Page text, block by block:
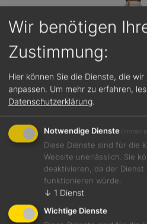
Jetzt
Wir benötigen
Zustimmung:
Hier können Sie die Dienste, die
anpassen. Um mehr zu erfahren,
Datenschutzerklärung
Notwendige Dienste (immer
Diese Dienste sind für die
Website unerlässlich. Sie
deaktivieren, da der
funktionieren würde.
↓ 1 Dienst
Wichtige Dienste